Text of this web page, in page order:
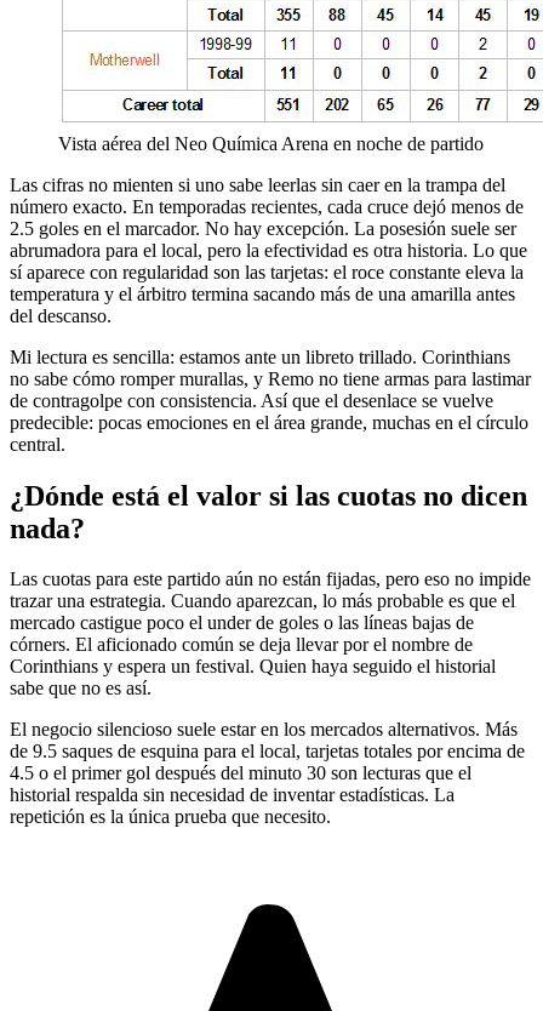
Vista aérea del Neo Química Arena en noche de partido
Las cifras no mienten si uno sabe leerlas sin caer en la trampa del
número exacto. En temporadas recientes, cada cruce dejó menos de
2.5 goles en el marcador. No hay excepción. La posesión suele ser
abrumadora para el local, pero la efectividad es otra historia. Lo que
sí aparece con regularidad son las tarjetas: el roce constante eleva la
temperatura y el árbitro termina sacando más de una amarilla antes
del descanso.
Mi lectura es sencilla: estamos ante un libreto trillado. Corinthians
no sabe cómo romper murallas, y Remo no tiene armas para lastimar
de contragolpe con consistencia. Así que el desenlace se vuelve
predecible: pocas emociones en el área grande, muchas en el círculo
central.
¿Dónde está el valor si las cuotas no dicen
nada?
Las cuotas para este partido aún no están fijadas, pero eso no impide
trazar una estrategia. Cuando aparezcan, lo más probable es que el
mercado castigue poco el under de goles o las líneas bajas de
córners. El aficionado común se deja llevar por el nombre de
Corinthians y espera un festival. Quien haya seguido el historial
sabe que no es así.
El negocio silencioso suele estar en los mercados alternativos. Más
de 9.5 saques de esquina para el local, tarjetas totales por encima de
4.5 o el primer gol después del minuto 30 son lecturas que el
historial respalda sin necesidad de inventar estadísticas. La
repetición es la única prueba que necesito.